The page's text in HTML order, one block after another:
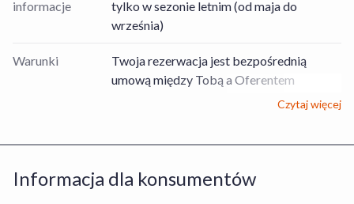
informacje
tylko w sezonie letnim (od maja do
września)
Warunki
Twoja rezerwacja jest bezpośrednią
umową między Tobą a Oferentem
Usług/Obiektem, dotyczącą rezerwacji
Organizatorem turystyki, dotyczącą
Czytaj więcej
Informacja dla konsumentów